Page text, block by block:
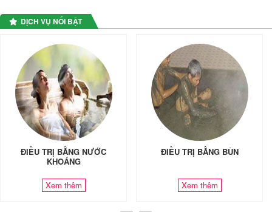
DỊCH VỤ NỔI BẬT
ĐIỀU TRỊ BẰNG NƯỚC
KHOÁNG
Xem thêm
ĐIỀU TRỊ BẰNG BÙN
Xem thêm